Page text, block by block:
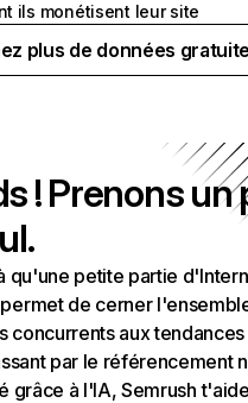
ils monétisent leur site
plus de données
! Prenons un
qu'une petite partie
de cerner
concurrents aux
par le référencement
grâce à l'IA, Semrush